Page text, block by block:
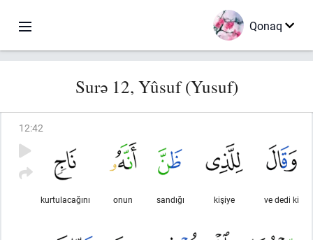
Qonaq
Surə 12, Yûsuf (Yusuf)
12:42
ve dedi ki
kişiye
sandığı
onun
kurtulacağını